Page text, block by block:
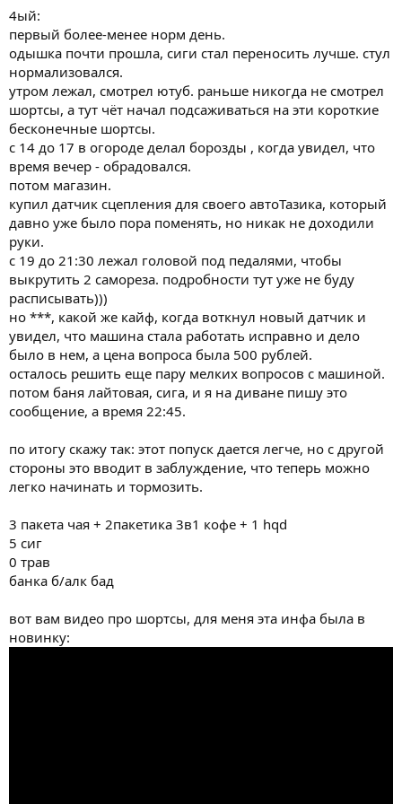
продолжаю пить 1 банку энергоса, потом шлейфую кофейком
к обеду и все на этом.
хочется вернуться в город, но понимаю, что и туда уже не хочу,
вот так вот.
мозг не дурак и понимает, что в городе опять будет
бесконечное такси доставка закладка.
здесь я бегаю по 15 минут в день по вечерам. иногда выхожу в
огород что нибудь помочь родителям по мелочи(вспахать
грядку, помочь собрать парник).
планирую начать гулять по вечерам по часу, а не только
мечта на лето - поехать в сочи.
а с дудочкой я даже на билет не накоплю.
оглянувшись назад, вижу что курю преимущественно гарик
уже почти 2 года, хотя всегда больше любил ш
ещё один важный момент.
я не помню вообще все свои марафоны, всё как один день.
зима сменяется на лето по щелчку пальца.
все свои перерывы я помню, помню время года, погоду за
окном.
4ый:
первый более-менее норм день.
одышка почти прошла, сиги стал переносить лучше. стул
нормализовался.
утром лежал, смотрел ютуб. раньше никогда не смотрел
шортсы, а тут чёт начал подсаживаться на эти короткие
бесконечные шортсы.
с 14 до 17 в огороде делал борозды , когда увидел, что
время вечер - обрадовался.
потом магазин.
купил датчик сцепления для своего автоТазика, который
давно уже было пора поменять, но никак не доходили
руки.
с 19 до 21:30 лежал головой под педалями, чтобы
выкрутить 2 самореза. подробности тут уже не буду
расписывать)))
но ***, какой же кайф, когда воткнул новый датчик и
увидел, что машина стала работать исправно и дело
было в нем, а цена вопроса была 500 рублей.
осталось решить еще пару мелких вопросов с машиной.
потом баня лайтовая, сига, и я на диване пишу это
сообщение, а время 22:45.
по итогу скажу так: этот попуск дается легче, но с другой
стороны это вводит в заблуждение, что теперь можно
легко начинать и тормозить.
3 пакета чая + 2пакетика 3в1 кофе + 1 hqd
5 сиг
0 трав
банка б/алк бад
вот вам видео про шортсы, для меня эта инфа была в
новинку: